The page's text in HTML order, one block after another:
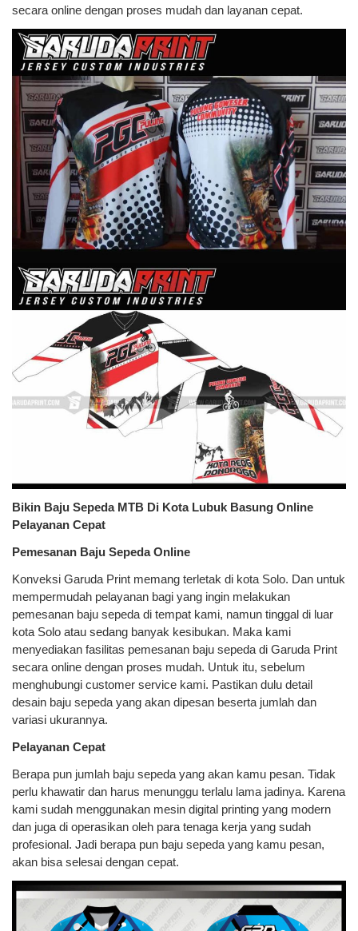
secara online dengan proses mudah dan layanan cepat.
Bikin Baju Sepeda MTB Di Kota Lubuk Basung Online
Pelayanan Cepat
Pemesanan Baju Sepeda Online
Konveksi Garuda Print memang terletak di kota Solo. Dan untuk
mempermudah pelayanan bagi yang ingin melakukan
pemesanan baju sepeda di tempat kami, namun tinggal di luar
kota Solo atau sedang banyak kesibukan. Maka kami
menyediakan fasilitas pemesanan baju sepeda di Garuda Print
secara online dengan proses mudah. Untuk itu, sebelum
menghubungi customer service kami. Pastikan dulu detail
desain baju sepeda yang akan dipesan beserta jumlah dan
variasi ukurannya.
Pelayanan Cepat
Berapa pun jumlah baju sepeda yang akan kamu pesan. Tidak
perlu khawatir dan harus menunggu terlalu lama jadinya. Karena
kami sudah menggunakan mesin digital printing yang modern
dan juga di operasikan oleh para tenaga kerja yang sudah
profesional. Jadi berapa pun baju sepeda yang kamu pesan,
akan bisa selesai dengan cepat.